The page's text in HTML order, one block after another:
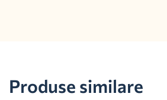
Produse similare